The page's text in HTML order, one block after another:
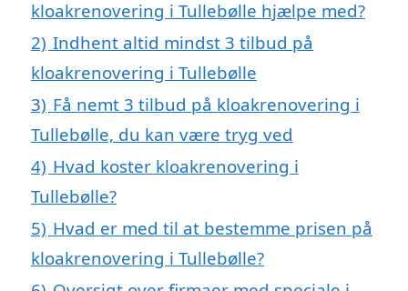
kloakrenovering i Tullebølle hjælpe med?
2) Indhent altid mindst 3 tilbud på
kloakrenovering i Tullebølle
3) Få nemt 3 tilbud på kloakrenovering i
Tullebølle, du kan være tryg ved
4) Hvad koster kloakrenovering i
Tullebølle?
5) Hvad er med til at bestemme prisen på
kloakrenovering i Tullebølle?